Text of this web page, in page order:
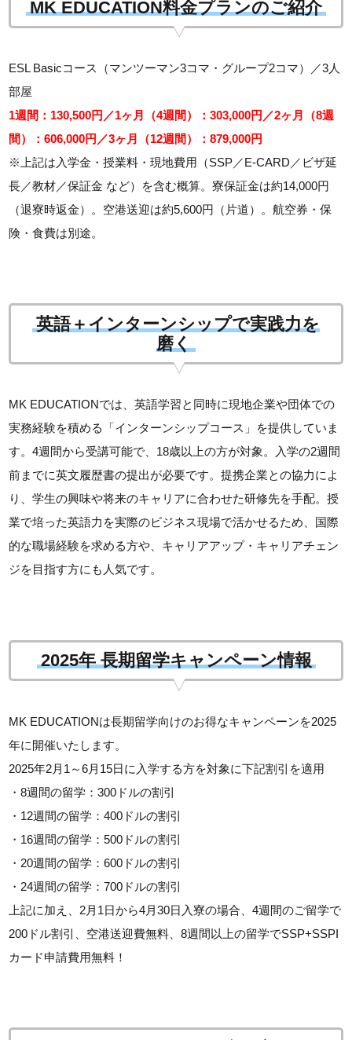
MK EDUCATION料金プランのご紹介
ESL Basicコース（マンツーマン3コマ・グループ2コマ）／3人
部屋
1週間：130,500円／1ヶ月（4週間）：303,000円／2ヶ月（8週
間）：606,000円／3ヶ月（12週間）：879,000円
※上記は入学金・授業料・現地費用（SSP／E-CARD／ビザ延
長／教材／保証金 など）を含む概算。寮保証金は約14,000円
（退寮時返金）。空港送迎は約5,600円（片道）。航空券・保
険・食費は別途。
英語＋インターンシップで実践力を
磨く
MK EDUCATIONでは、英語学習と同時に現地企業や団体での
実務経験を積める「インターンシップコース」を提供していま
す。4週間から受講可能で、18歳以上の方が対象。入学の2週間
前までに英文履歴書の提出が必要です。提携企業との協力によ
り、学生の興味や将来のキャリアに合わせた研修先を手配。授
業で培った英語力を実際のビジネス現場で活かせるため、国際
的な職場経験を求める方や、キャリアアップ・キャリアチェン
ジを目指す方にも人気です。
2025年 長期留学キャンペーン情報
MK EDUCATIONは長期留学向けのお得なキャンペーンを2025
年に開催いたします。
2025年2月1～6月15日に入学する方を対象に下記割引を適用
・8週間の留学：300ドルの割引
・12週間の留学：400ドルの割引
・16週間の留学：500ドルの割引
・20週間の留学：600ドルの割引
・24週間の留学：700ドルの割引
上記に加え、2月1日から4月30日入寮の場合、4週間のご留学で
200ドル割引、空港送迎費無料、8週間以上の留学でSSP+SSPI
カード申請費用無料！